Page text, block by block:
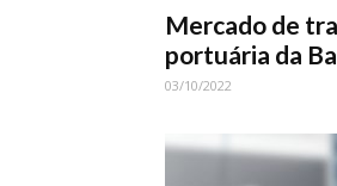
Mercado de
portuária da
03/10/2022